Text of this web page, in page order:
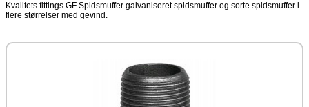
Kvalitets fittings GF Spidsmuffer galvaniseret spidsmuffer og sorte spidsmuffer i
flere størrelser med gevind.